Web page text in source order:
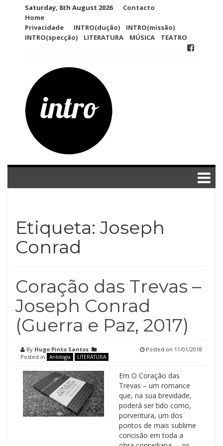
Saturday, 8th August 2026
Contacto
Home
Privacidade
INTRO(dução)
INTRO(missão)
INTRO(specção)
LITERATURA MÚSICA TEATRO
Etiqueta:Joseph
Conrad
Coração das Trevas –
Joseph Conrad
(Guerra e Paz, 2017)
By Hugo Pinto Santos
Posted in
Antologia LITERATURA
Posted on 11/01/2018
Em O Coração das
Trevas – um romance
que, na sua brevidade,
poderá ser tido como,
porventura, um dos
pontos de mais sublime
concisão em toda a